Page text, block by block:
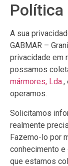
Política
A sua
GABMAR –
privacidade em
possamos
mármores, Lda.,
operamos.
Solicitamos
realmente
Fazemo-lo por
conhecimento
que estamos